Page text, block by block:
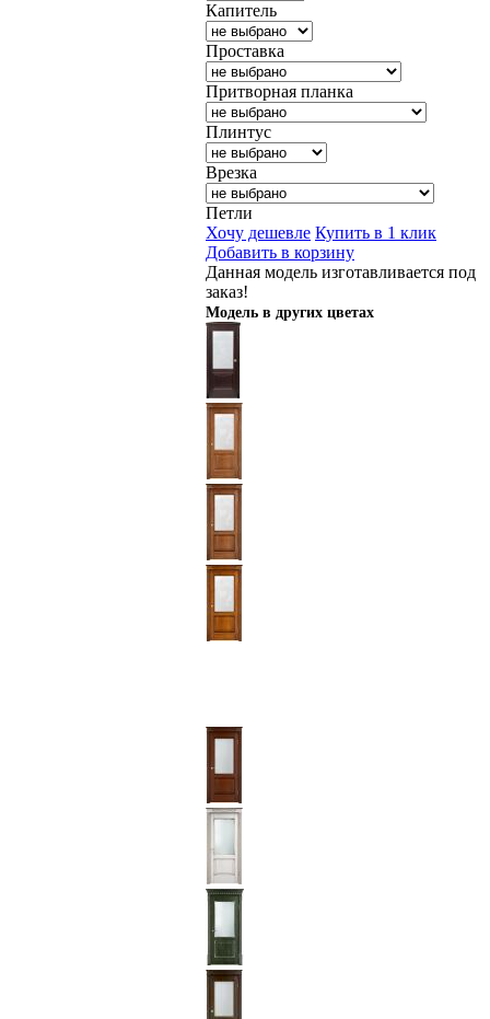
Капитель
Проставка
Притворная планка
Плинтус
Врезка
Петли
Хочу дешевле Купить в 1 клик
Добавить в корзину
Данная модель изготавливается под
заказ!
Модель в других цветах